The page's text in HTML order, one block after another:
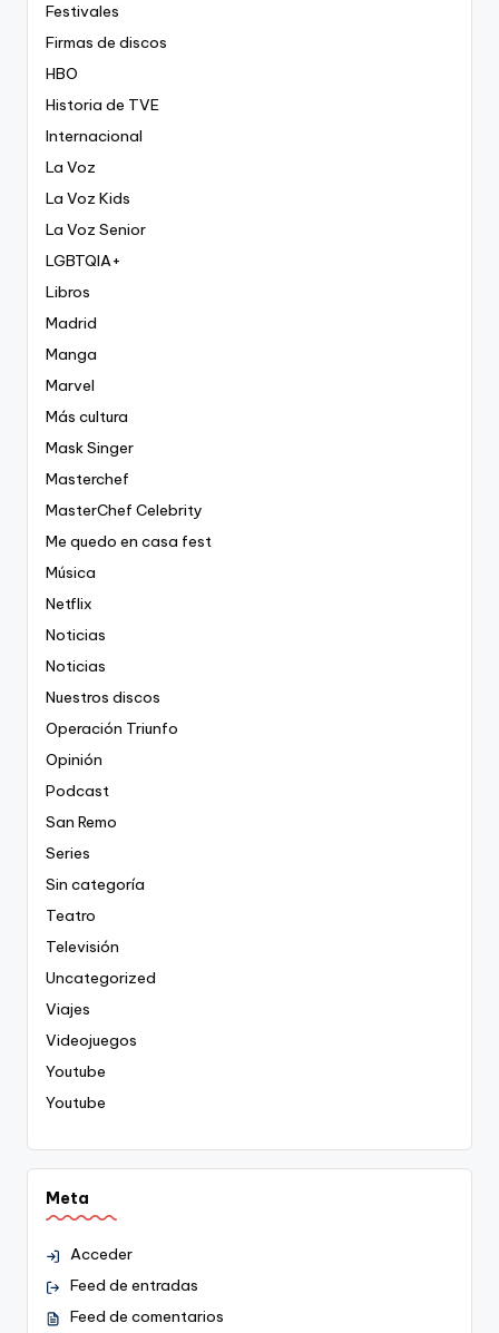
Festivales
Firmas de discos
HBO
Historia de TVE
Internacional
La Voz
La Voz Kids
La Voz Senior
LGBTQIA+
Libros
Madrid
Manga
Marvel
Más cultura
Mask Singer
Masterchef
MasterChef Celebrity
Me quedo en casa fest
Música
Netflix
Noticias
Noticias
Nuestros discos
Operación Triunfo
Opinión
Podcast
San Remo
Series
Sin categoría
Teatro
Televisión
Uncategorized
Viajes
Videojuegos
Youtube
Youtube
Meta
Acceder
Feed de entradas
Feed de comentarios